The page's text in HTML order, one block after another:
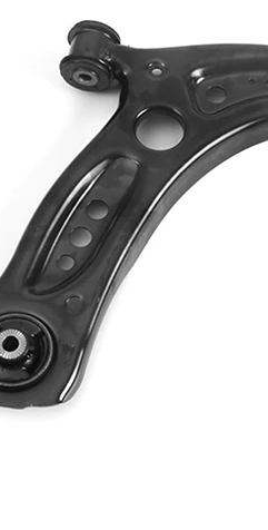
sentetik yağ ile
Taşıyıcı/kılavuz
VKDS 321090